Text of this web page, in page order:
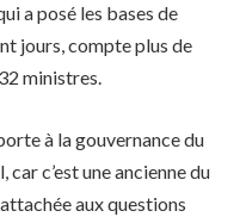
a posé les bases de
jours, compte plus de
ministres.
à la gouvernance du
c’est une ancienne du
aux questions